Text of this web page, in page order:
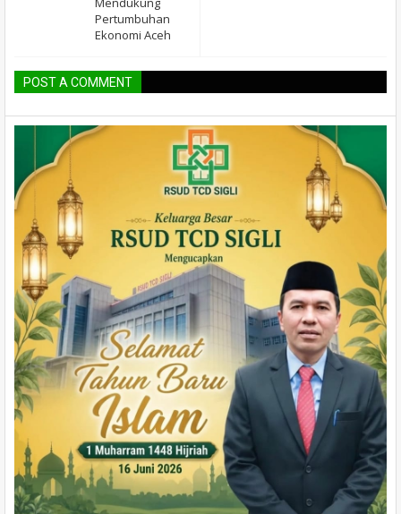
Pertumbuhan
Ekonomi Aceh
POST A COMMENT